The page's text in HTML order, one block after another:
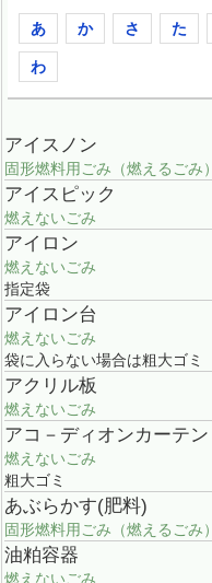
あ か さ た
わ
アイスノン
固形燃料用ごみ（燃えるごみ）
アイスピック
燃えないごみ
アイロン
燃えないごみ
指定袋
アイロン台
燃えないごみ
袋に入らない場合は粗大ゴミ
アクリル板
燃えないごみ
アコ－ディオンカーテン
燃えないごみ
粗大ゴミ
あぶらかす(肥料)
固形燃料用ごみ（燃えるごみ）
油粕容器
燃えないごみ